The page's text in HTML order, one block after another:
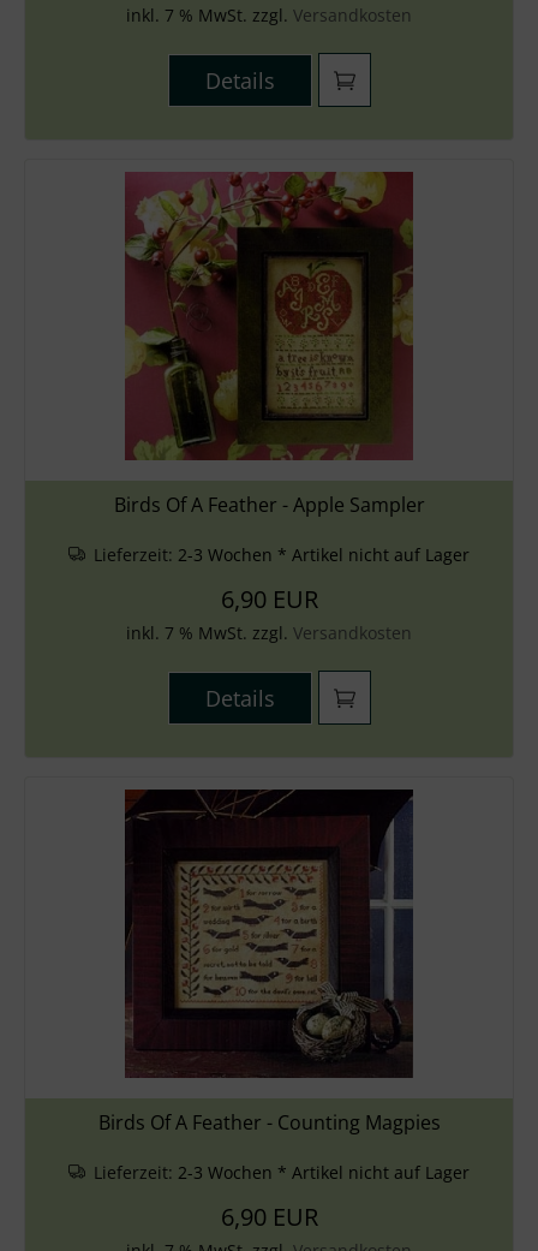
inkl. 7 % MwSt. zzgl. Versandkosten
Details
Birds Of A Feather - Apple Sampler
Lieferzeit: 2-3 Wochen * Artikel nicht auf Lager
6,90 EUR
inkl. 7 % MwSt. zzgl. Versandkosten
Details
Birds Of A Feather - Counting Magpies
Lieferzeit: 2-3 Wochen * Artikel nicht auf Lager
6,90 EUR